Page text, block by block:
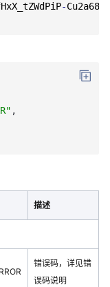
-Cu2a68d
,
描述
错误码，详见错
误码说明